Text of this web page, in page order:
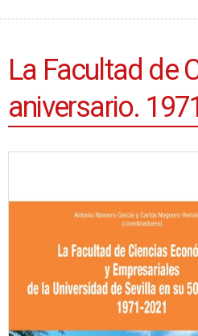
La Facultad de
aniversario.